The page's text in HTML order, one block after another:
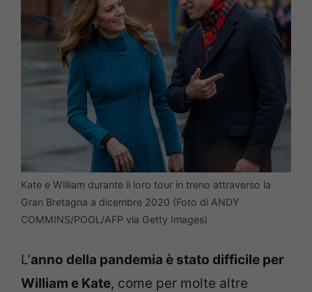
Kate e William durante il loro tour in treno attraverso la
Gran Bretagna a dicembre 2020 (Foto di ANDY
COMMINS/POOL/AFP via Getty Images)
L’anno della pandemia è stato difficile per
William e Kate, come per molte altre